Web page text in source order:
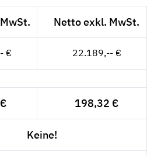
Netto exkl. MwSt.
€ 22.189,-- €
198,32 €
Keine!